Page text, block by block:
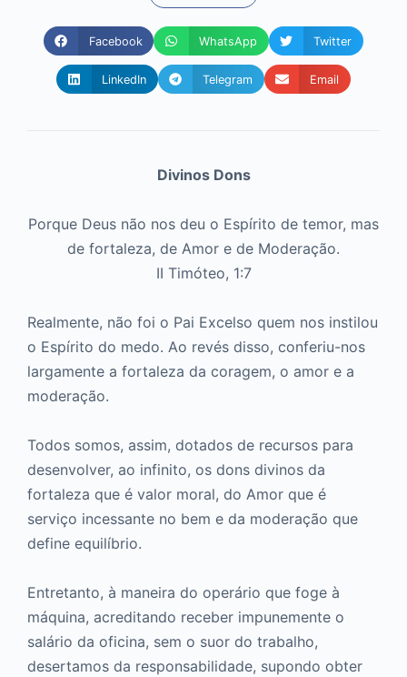
Facebook WhatsApp Twitter
LinkedIn Telegram Email
Divinos Dons
Porque Deus não nos deu o Espírito de temor, mas
de fortaleza, de Amor e de Moderação.
II Timóteo, 1:7
Realmente, não foi o Pai Excelso quem nos instilou
o Espírito do medo. Ao revés disso, conferiu-nos
largamente a fortaleza da coragem, o amor e a
moderação.
Todos somos, assim, dotados de recursos para
desenvolver, ao infinito, os dons divinos da
fortaleza que é valor moral, do Amor que é
serviço incessante no bem e da moderação que
define equilíbrio.
Entretanto, à maneira do operário que foge à
máquina, acreditando receber impunemente o
salário da oficina, sem o suor do trabalho,
desertamos da responsabilidade, supondo obter